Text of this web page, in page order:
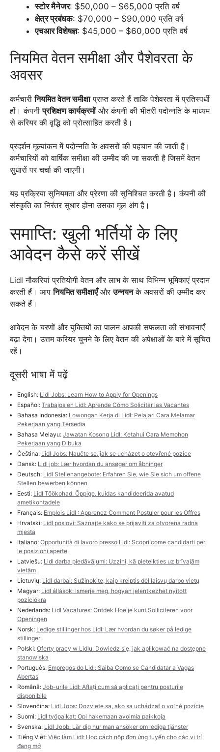
स्टोर मैनेजर: $50,000 – $65,000 प्रति वर्ष
क्षेत्र प्रबंधक: $70,000 – $90,000 प्रति वर्ष
एचआर विशेषज्ञ: $45,000 – $60,000 प्रति वर्ष
नियमित वेतन समीक्षा और पैशेवरता के
अवसर
कर्मचारीनियमित वेतन समीक्षाप्राप्त करते हैं ताकि पेशेवरता में प्रतिस्पर्धी
हों। कंपनीप्रशिक्षण कार्यक्रमोंऔर कंपनी की भीतरी पदोन्नति के माध्यम
से करियर की वृद्धि को प्रोत्साहित करती है।
प्रदर्शन मूल्यांकन में पदोन्नति के अवसरों की पहचान की जाती है।
कर्मचारियों को वार्षिक समीक्षा की उम्मीद की जा सकती है जिसमें वेतन
सुधारों पर चर्चा की जाएगी।
यह प्रक्रिया सुनियमता और प्रेरणा की सुनिश्चित करती है। कंपनी की
संस्कृति का निरंतर सुधार होना उसका मूल अंग है।
समाप्ति: खुली भर्तियों के लिए
आवेदन कैसे करें सीखें
Lidl नौकरियां प्रतियोगी वेतन और लाभ के साथ विभिन्न भूमिकाएं प्रदान
करती हैं। आपनियमित समीक्षाएँऔरउन्नयनके अवसरों की उम्मीद कर
सकते हैं।
आवेदन के चरणों और युक्तियों का पालन आपकी सफलता की संभावनाएँ
बढ़ा देगा। उत्तम करियर चुनने के लिए वेतन की अपेक्षाओं के बारे में सूचित
रहें।
दूसरी भाषा में पढ़ें
English: Lidl Jobs: Learn How to Apply for Openings
Español: Trabajos en Lidl: Aprende Cómo Solicitar las Vacantes
Bahasa Indonesia: Lowongan Kerja di Lidl: Pelajari Cara Melamar
Pekerjaan yang Tersedia
Bahasa Melayu: Jawatan Kosong Lidl: Ketahui Cara Memohon
Pekerjaan yang Dibuka
Čeština: Lidl Jobs: Naučte se, jak se ucházet o otevřené pozice
Dansk: Lidl job: Lær hvordan du ansøger om åbninger
Deutsch: Lidl Stellenangebote: Erfahren Sie, wie Sie sich um offene
Stellen bewerben können
Eesti: Lidl Töökohad: Õppige, kuidas kandideerida avatud
ametikohtadele
Français: Emplois Lidl : Apprenez Comment Postuler pour les Offres
Hrvatski: Lidl poslovi: Saznajte kako se prijaviti za otvorena radna
mjesta
Italiano: Opportunità di lavoro presso Lidl: Scopri come candidarti per
le posizioni aperte
Latviešu: Lidl darba piedāvājumi: Uzzini, kā pieteikties uz brīvajām
vietām
Lietuvių: Lidl darbai: Sužinokite, kaip kreiptis dėl laisvų darbo vietų
Magyar: Lidl állások: Ismerje meg, hogyan jelentkezhet nyitott
pozíciókra
Nederlands: Lidl Vacatures: Ontdek Hoe je kunt Solliciteren voor
Openingen
Norsk: Ledige stillinger hos Lidl: Lær hvordan du søker på ledige
stillinger
Polski: Oferty pracy w Lidlu: Dowiedz się, jak aplikować na dostępne
stanowiska
Português: Empregos do Lidl: Saiba Como se Candidatar a Vagas
Abertas
Română: Job-urile Lidl: Aflați cum să aplicați pentru posturile
disponibile
Slovenčina: Lidl Jobs: Dozviete sa, ako sa uchádzať o voľné pozície
Suomi: Lidl työpaikat: Opi hakemaan avoimia paikkoja
Svenska: Lidl Jobb: Lär dig hur man ansöker om lediga tjänster
Tiếng Việt: Việc làm Lidl: Học cách nộp đơn ứng tuyển cho các vị trí
đang mở